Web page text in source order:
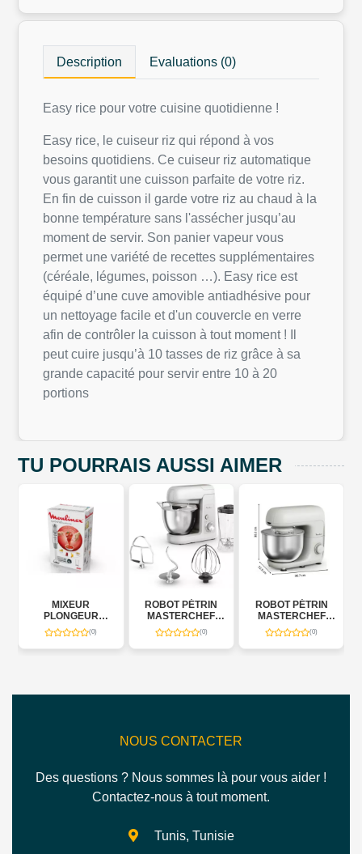
Description Evaluations (0)
Easy rice pour votre cuisine quotidienne !
Easy rice, le cuiseur riz qui répond à vos
besoins quotidiens. Ce cuiseur riz automatique
vous garantit une cuisson parfaite de votre riz.
En fin de cuisson il garde votre riz au chaud à la
bonne température sans l'assécher jusqu’au
moment de servir. Son panier vapeur vous
permet une variété de recettes supplémentaires
(céréale, légumes, poisson …). Easy rice est
équipé d’une cuve amovible antiadhésive pour
un nettoyage facile et d'un couvercle en verre
afin de contrôler la cuisson à tout moment ! Il
peut cuire jusqu’à 10 tasses de riz grâce à sa
grande capacité pour servir entre 10 à 20
portions
TU POURRAIS AUSSI AIMER
MIXEUR
PLONGEUR
QUICKCHEF
(0)
ROBOT PÉTRIN
MASTERCHEF
1100W (0)
ROBOT PÉTRIN
MASTERCHEF
800W BAKE
ESSENTIAL
(0)
NOUS CONTACTER
Des questions ? Nous sommes là pour vous aider !
Contactez-nous à tout moment.
Tunis, Tunisie